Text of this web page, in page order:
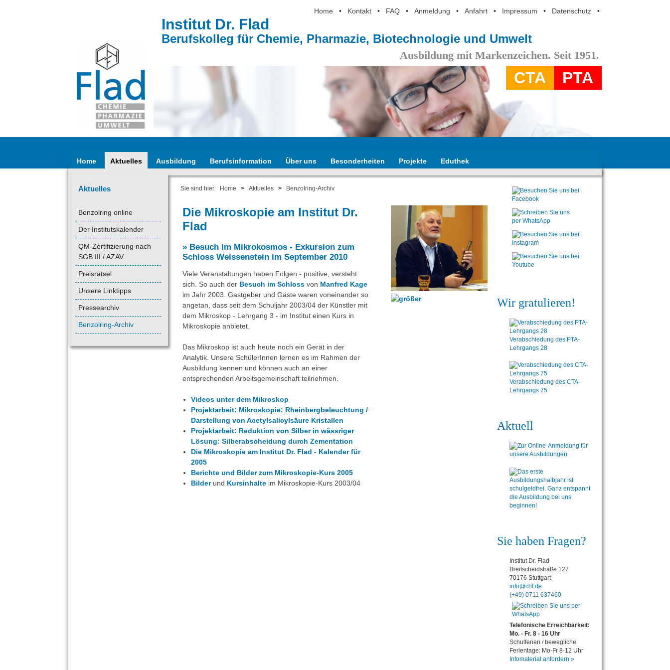
Home • Kontakt • FAQ • Anmeldung • Anfahrt • Impressum • Datenschutz •
Institut Dr. Flad
Berufskolleg für Chemie, Pharmazie, Biotechnologie und Umwelt
Ausbildung mit Markenzeichen. Seit 1951.
CTA PTA
Home Aktuelles Ausbildung Berufsinformation Über uns Besonderheiten Projekte Eduthek
Aktuelles
Benzolring online
Der Institutskalender
QM-Zertifizierung nach
SGB III / AZAV
Preisrätsel
Unsere Linktipps
Pressearchiv
Benzolring-Archiv
Sie sind hier: Home > Aktuelles > Benzolring-Archiv
Die Mikroskopie am Institut Dr.
Flad
» Besuch im Mikrokosmos - Exkursion zum
Schloss Weissenstein im September 2010
Viele Veranstaltungen haben Folgen - positive, versteht
sich. So auch der Besuch im Schloss von Manfred Kage
im Jahr 2003. Gastgeber und Gäste waren voneinander so
angetan, dass seit dem Schuljahr 2003/04 der Künstler mit
dem Mikroskop - Lehrgang 3 - im Institut einen Kurs in
Mikroskopie anbietet.
Das Mikroskop ist auch heute noch ein Gerät in der
Analytik. Unsere SchülerInnen lernen es im Rahmen der
Ausbildung kennen und können auch an einer
entsprechenden Arbeitsgemeinschaft teilnehmen.
Videos unter dem Mikroskop
Projektarbeit: Mikroskopie: Rheinbergbeleuchtung /
Darstellung von Acetylsalicylsäure Kristallen
Projektarbeit: Reduktion von Silber in wässriger
Lösung: Silberabscheidung durch Zementation
Die Mikroskopie am Institut Dr. Flad - Kalender für
2005
Berichte und Bilder zum Mikroskopie-Kurs 2005
Bilderund Kursinhalteim Mikroskopie-Kurs 2003/04
Wir gratulieren!
Verabschiedung des PTA-
Lehrgangs 28
Verabschiedung des CTA-
Lehrgangs 75
Aktuell
Sie haben Fragen?
Institut Dr. Flad
Breitscheidstraße 127
70176 Stuttgart
info@chf.de
(+49) 0711 637460
Telefonische Erreichbarkeit:
Mo. - Fr. 8 - 16 Uhr
Schulferien / bewegliche
Ferientage: Mo-Fr 8-12 Uhr
Infomaterial anfordern »